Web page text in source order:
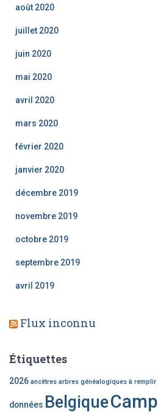
août 2020
juillet 2020
juin 2020
mai 2020
avril 2020
mars 2020
février 2020
janvier 2020
décembre 2019
novembre 2019
octobre 2019
septembre 2019
avril 2019
Flux inconnu
Étiquettes
2026 ancêtres arbres généalogiques à remplir
données Belgique